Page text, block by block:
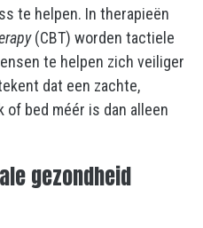
te helpen. In therapieën
(CBT) worden tactiele
te helpen zich veiliger
dat een zachte,
of bed méér is dan alleen
gezondheid